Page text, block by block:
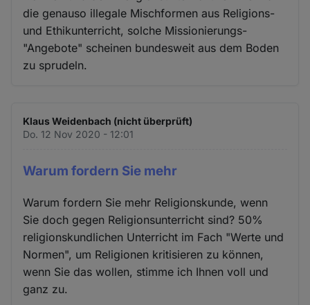
die genauso illegale Mischformen aus Religions-
und Ethikunterricht, solche Missionierungs-
"Angebote" scheinen bundesweit aus dem Boden
zu sprudeln.
Klaus Weidenbach (nicht überprüft)
Do. 12 Nov 2020 - 12:01
Warum fordern Sie mehr
Warum fordern Sie mehr Religionskunde, wenn
Sie doch gegen Religionsunterricht sind? 50%
religionskundlichen Unterricht im Fach "Werte und
Normen", um Religionen kritisieren zu können,
wenn Sie das wollen, stimme ich Ihnen voll und
ganz zu.